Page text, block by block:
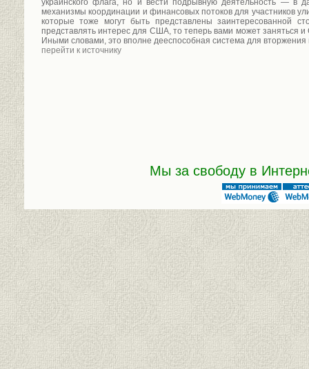
украинского флага, но и вести подрывную деятельность — в
механизмы координации и финансовых потоков для участников
которые тоже могут быть представлены заинтересованной
представлять интерес для США, то теперь вами может заняться
Иными словами, это вполне дееспособная система для
перейти к источнику
Мы за свободу в